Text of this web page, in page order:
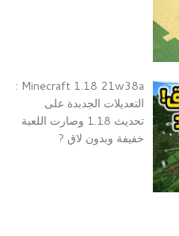
Minecraft 1.18 21w38a :
التعديلات الجدبدة على
تحديث 1.18 وصارت اللعبة
خفيفة وبدون لاق ?